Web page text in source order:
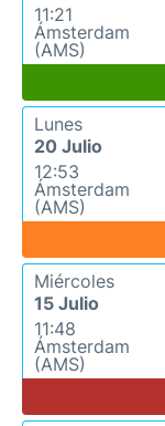
11:21
Ámsterdam
(AMS)
Lunes
20 Julio
12:53
Ámsterdam
(AMS)
Miércoles
15 Julio
11:48
Ámsterdam
(AMS)